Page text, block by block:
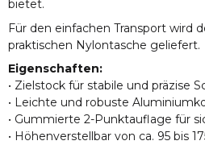
bietet.
Für den einfachen Transport wird
praktischen Nylontasche geliefert.
Eigenschaften:
• Zielstock für stabile und präzise
• Leichte und robuste
• Gummierte 2-Punktauflage für
• Höhenverstellbar von ca. 95 bis